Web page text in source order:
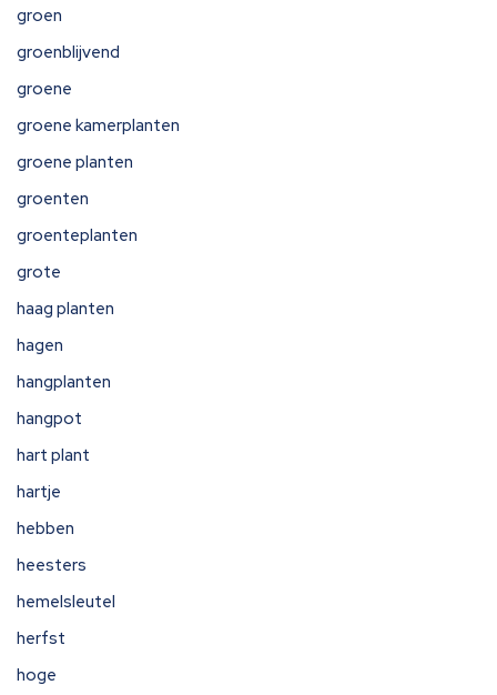
groen
groenblijvend
groene
groene kamerplanten
groene planten
groenten
groenteplanten
grote
haag planten
hagen
hangplanten
hangpot
hart plant
hartje
hebben
heesters
hemelsleutel
herfst
hoge